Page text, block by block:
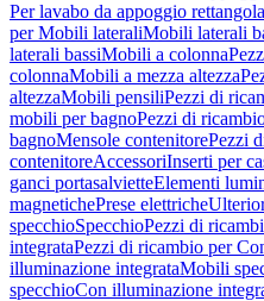
Per lavabo da appoggio
per Mobili lateraliMobili laterali
laterali bassiMobili a colonna
colonnaMobili a mezza altezza
altezzaMobili pensiliPezzi di
mobili per bagnoPezzi di
bagnoMensole contenitorePezzi
contenitoreAccessoriInserti per
ganci portasalvietteElementi
magnetichePrese elettriche
specchioSpecchioPezzi di
integrataPezzi di ricambio per
illuminazione integrataMobili
specchioCon illuminazione